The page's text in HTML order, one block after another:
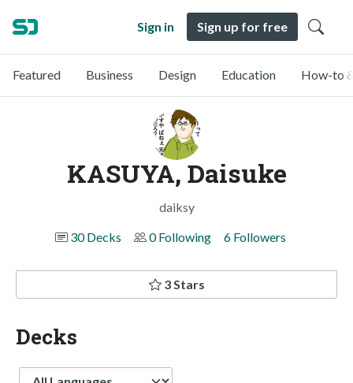
Sign in Sign up for free
Featured Business Design Education How-to
KASUYA, Daisuke
daiksy
30 Decks
0 Following 6 Followers
3 Stars
Decks
Language